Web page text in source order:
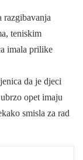
razgibavanja
teniskim
imala prilike
da je djeci
opet imaju
smisla za rad